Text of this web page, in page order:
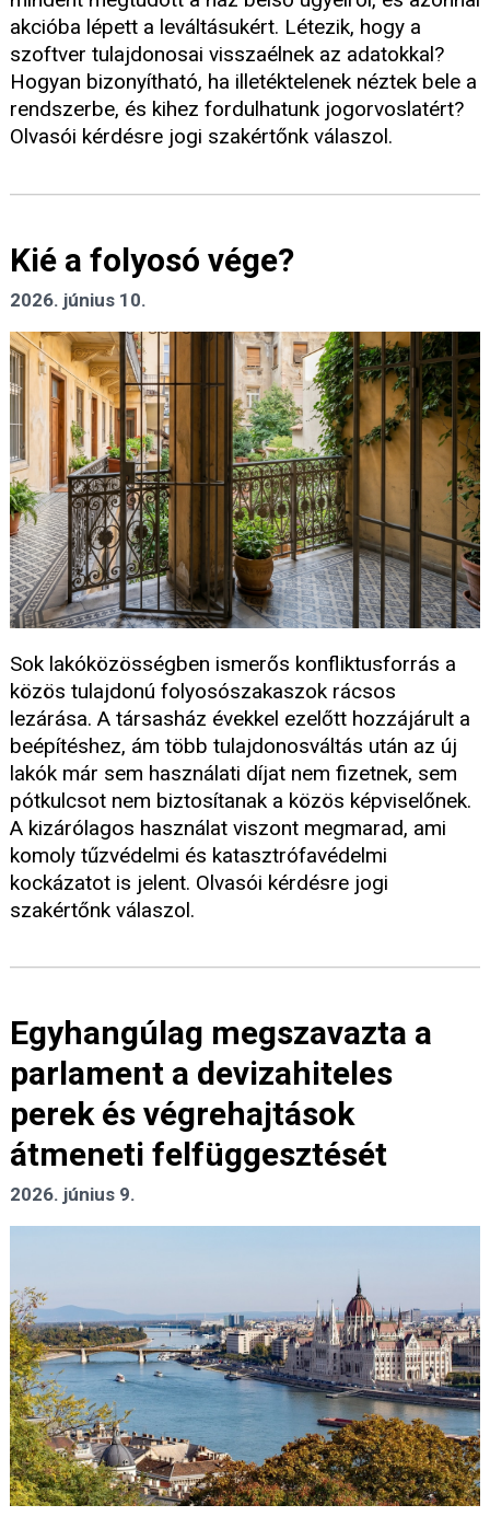
akcióba lépett a leváltásukért. Létezik, hogy a
szoftver tulajdonosai visszaélnek az adatokkal?
Hogyan bizonyítható, ha illetéktelenek néztek bele a
rendszerbe, és kihez fordulhatunk jogorvoslatért?
Olvasói kérdésre jogi szakértőnk válaszol.
Kié a folyosó vége?
2026. június 10.
Sok lakóközösségben ismerős konfliktusforrás a
közös tulajdonú folyosószakaszok rácsos
lezárása. A társasház évekkel ezelőtt hozzájárult a
beépítéshez, ám több tulajdonosváltás után az új
lakók már sem használati díjat nem fizetnek, sem
pótkulcsot nem biztosítanak a közös képviselőnek.
A kizárólagos használat viszont megmarad, ami
komoly tűzvédelmi és katasztrófavédelmi
kockázatot is jelent. Olvasói kérdésre jogi
szakértőnk válaszol.
Egyhangúlag megszavazta a
parlament a devizahiteles
perek és végrehajtások
átmeneti felfüggesztését
2026. június 9.